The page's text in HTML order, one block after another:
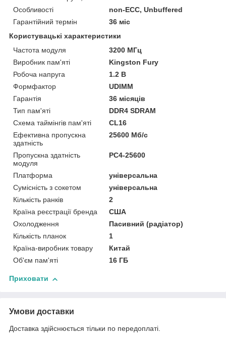
Особливості
non-ECC, Unbuffered
Гарантійний термін
36 міс
Користувацькі характеристики
Частота модуля
3200 МГц
Виробник пам'яті
Kingston Fury
Робоча напруга
1.2 B
Формфактор
UDIMM
Гарантія
36 місяців
Тип пам'яті
DDR4 SDRAM
Схема таймінгів пам'яті
CL16
Ефективна пропускна
здатність
25600 Мб/с
Пропускна здатність
модуля
PC4-25600
Платформа
універсальна
Сумісність з сокетом
універсальна
Кількість ранків
2
Країна реєстрації бренда
США
Охолодження
Пасивний (радіатор)
Кількість планок
1
Країна-виробник товару
Китай
Об'єм пам'яті
16 ГБ
Приховати
Умови доставки
Доставка здійснюється тільки по передоплаті.